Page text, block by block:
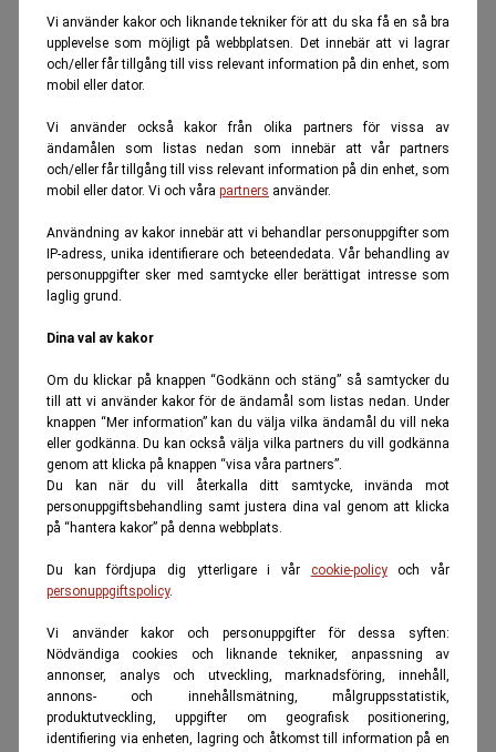
Vi använder kakor och liknande tekniker för att du ska få en så bra
upplevelse som möjligt på webbplatsen. Det innebär att vi lagrar
och/eller får tillgång till viss relevant information på din enhet, som
mobil eller dator.
Vi använder också kakor från olika partners för vissa av
ändamålen som listas nedan som innebär att vår partners
och/eller får tillgång till viss relevant information på din enhet, som
mobil eller dator. Vi och våra partners använder.
Användning av kakor innebär att vi behandlar personuppgifter som
IP-adress, unika identifierare och beteendedata. Vår behandling av
personuppgifter sker med samtycke eller berättigat intresse som
laglig grund.
Dina val av kakor
Om du klickar på knappen “Godkänn och stäng” så samtycker du
till att vi använder kakor för de ändamål som listas nedan. Under
knappen “Mer information” kan du välja vilka ändamål du vill neka
eller godkänna. Du kan också välja vilka partners du vill godkänna
genom att klicka på knappen “visa våra partners”.
Du kan när du vill återkalla ditt samtycke, invända mot
personuppgiftsbehandling samt justera dina val genom att klicka
på “hantera kakor” på denna webbplats.
Du kan fördjupa dig ytterligare i vår cookie-policyoch vår
personuppgiftspolicy.
Vi använder kakor och personuppgifter för dessa syften:
Nödvändiga cookies och liknande tekniker, anpassning av
annonser, analys och utveckling, marknadsföring, innehåll,
annons- och innehållsmätning, målgruppsstatistik,
produktutveckling, uppgifter om geografisk positionering,
identifiering via enheten, lagring och åtkomst till information på en